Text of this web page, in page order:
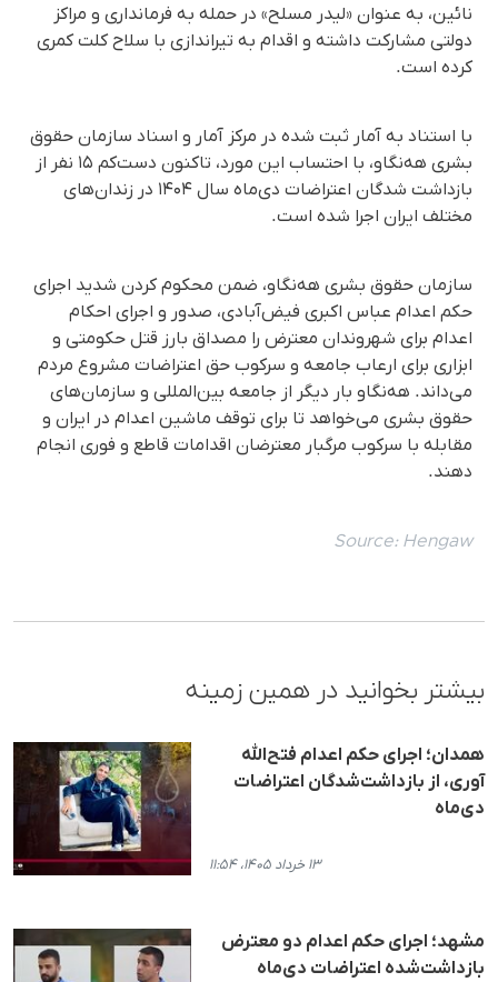
نائین، به عنوان «لیدر مسلح» در حمله به فرمانداری و مراکز
دولتی مشارکت داشته و اقدام به تیراندازی با سلاح کلت کمری
کرده است.
با استناد به آمار ثبت شده در مرکز آمار و اسناد سازمان حقوق
بشری هه‌نگاو، با احتساب این مورد، تاکنون دست‌کم ۱۵ نفر از
بازداشت شدگان اعتراضات دی‌ماه سال ۱۴۰۴ در زندان‌های
مختلف ایران اجرا شده است.
سازمان حقوق بشری هه‌نگاو، ضمن محکوم کردن شدید اجرای
حکم اعدام عباس اکبری فیض‌آبادی، صدور و اجرای احکام
اعدام برای شهروندان معترض را مصداق بارز قتل حکومتی و
ابزاری برای ارعاب جامعه و سرکوب حق اعتراضات مشروع مردم
می‌داند. هه‌نگاو بار دیگر از جامعه بین‌المللی و سازمان‌های
حقوق بشری می‌خواهد تا برای توقف ماشین اعدام در ایران و
مقابله با سرکوب مرگبار معترضان اقدامات قاطع و فوری انجام
دهند.
Source: Hengaw
بیشتر بخوانید در همین زمینه
همدان؛ اجرای حکم اعدام فتح‌الله
آوری، از بازداشت‌شدگان اعتراضات
دی‌ماه
۱۳ خرداد ۱۴۰۵، ۱۱:۵۴
مشهد؛ اجرای حکم اعدام دو معترض
بازداشت‌شده اعتراضات دی‌ماه